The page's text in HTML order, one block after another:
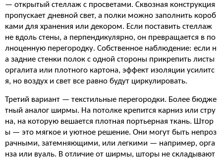
— открытый стеллаж с просветами. Сквозная конструкция
пропускает дневной свет, а полки можно заполнить короб
ками для хранения или декором. Если поставить стеллаж
не вдоль стены, а перпендикулярно, он превращается в по
лноценную перегородку. Собственное наблюдение: если н
а задние стенки полок с одной стороны прикрепить листы
оргалита или плотного картона, эффект изоляции усилитс
я, но воздух и свет все равно будут циркулировать.
Третий вариант — текстильные перегородки. Более бюдже
тный аналог ширмы. На потолке крепится карниз или стру
на, на которую вешается плотная портьерная ткань. Штор
ы — это мягкое и уютное решение. Они могут быть непроз
рачными, затемняющими, или легкими — например, орга
нза или вуаль. В отличие от ширмы, шторы не складывают